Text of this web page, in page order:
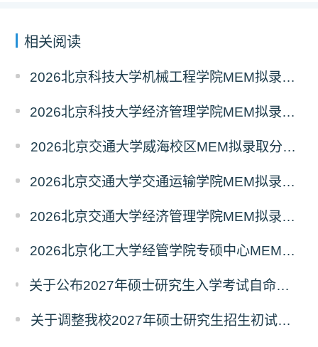
相关阅读
2026北京科技大学机械工程学院MEM拟录取分析解读
2026北京科技大学经济管理学院MEM拟录取分析解读
2026北京交通大学威海校区MEM拟录取分析解读
2026北京交通大学交通运输学院MEM拟录取分析解读
2026北京交通大学经济管理学院MEM拟录取分析解读
2026北京化工大学经管学院专硕中心MEM拟录取分析解读
关于公布2027年硕士研究生入学考试自命题考试科目考试大纲的通知
关于调整我校2027年硕士研究生招生初试科目的公告